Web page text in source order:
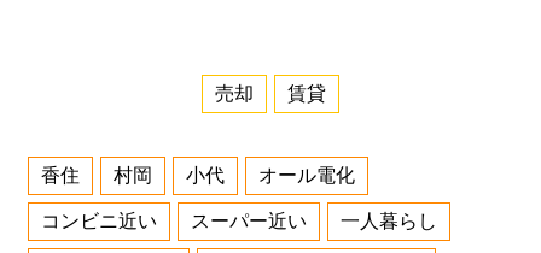
売却 賃貸
香住 村岡 小代 オール電化
コンビニ近い スーパー近い 一人暮らし